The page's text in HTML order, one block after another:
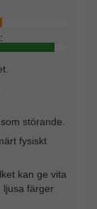
störande.
fysiskt
kan ge vita
ljusa färger